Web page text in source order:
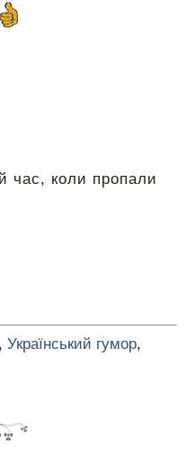
час, коли пропали
, Український гумор,